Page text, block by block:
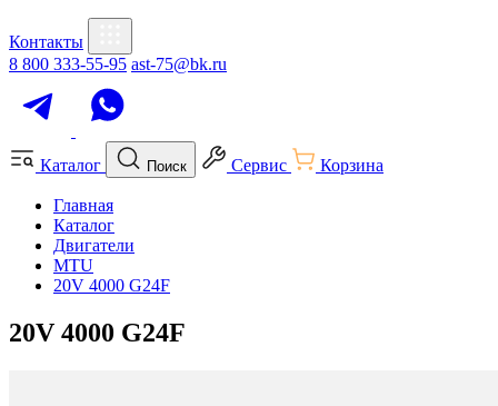
Контакты
8 800 333-55-95 ast-75@bk.ru
Каталог Поиск Сервис Корзина
Главная
Каталог
Двигатели
MTU
20V 4000 G24F
20V 4000 G24F